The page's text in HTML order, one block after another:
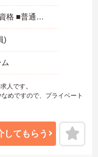
■介護福祉士資格 ■普通自動車運転免許（ＡＴ限定可）
)
人です。
めですので、プライベート
がいらっしゃる方でも安心
せください。
してもらう